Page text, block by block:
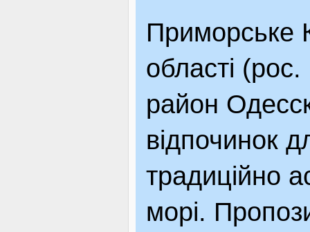
ОГОЛОШЕННЯ
Приморське
області
район
відпочинок
традиційно
морі.